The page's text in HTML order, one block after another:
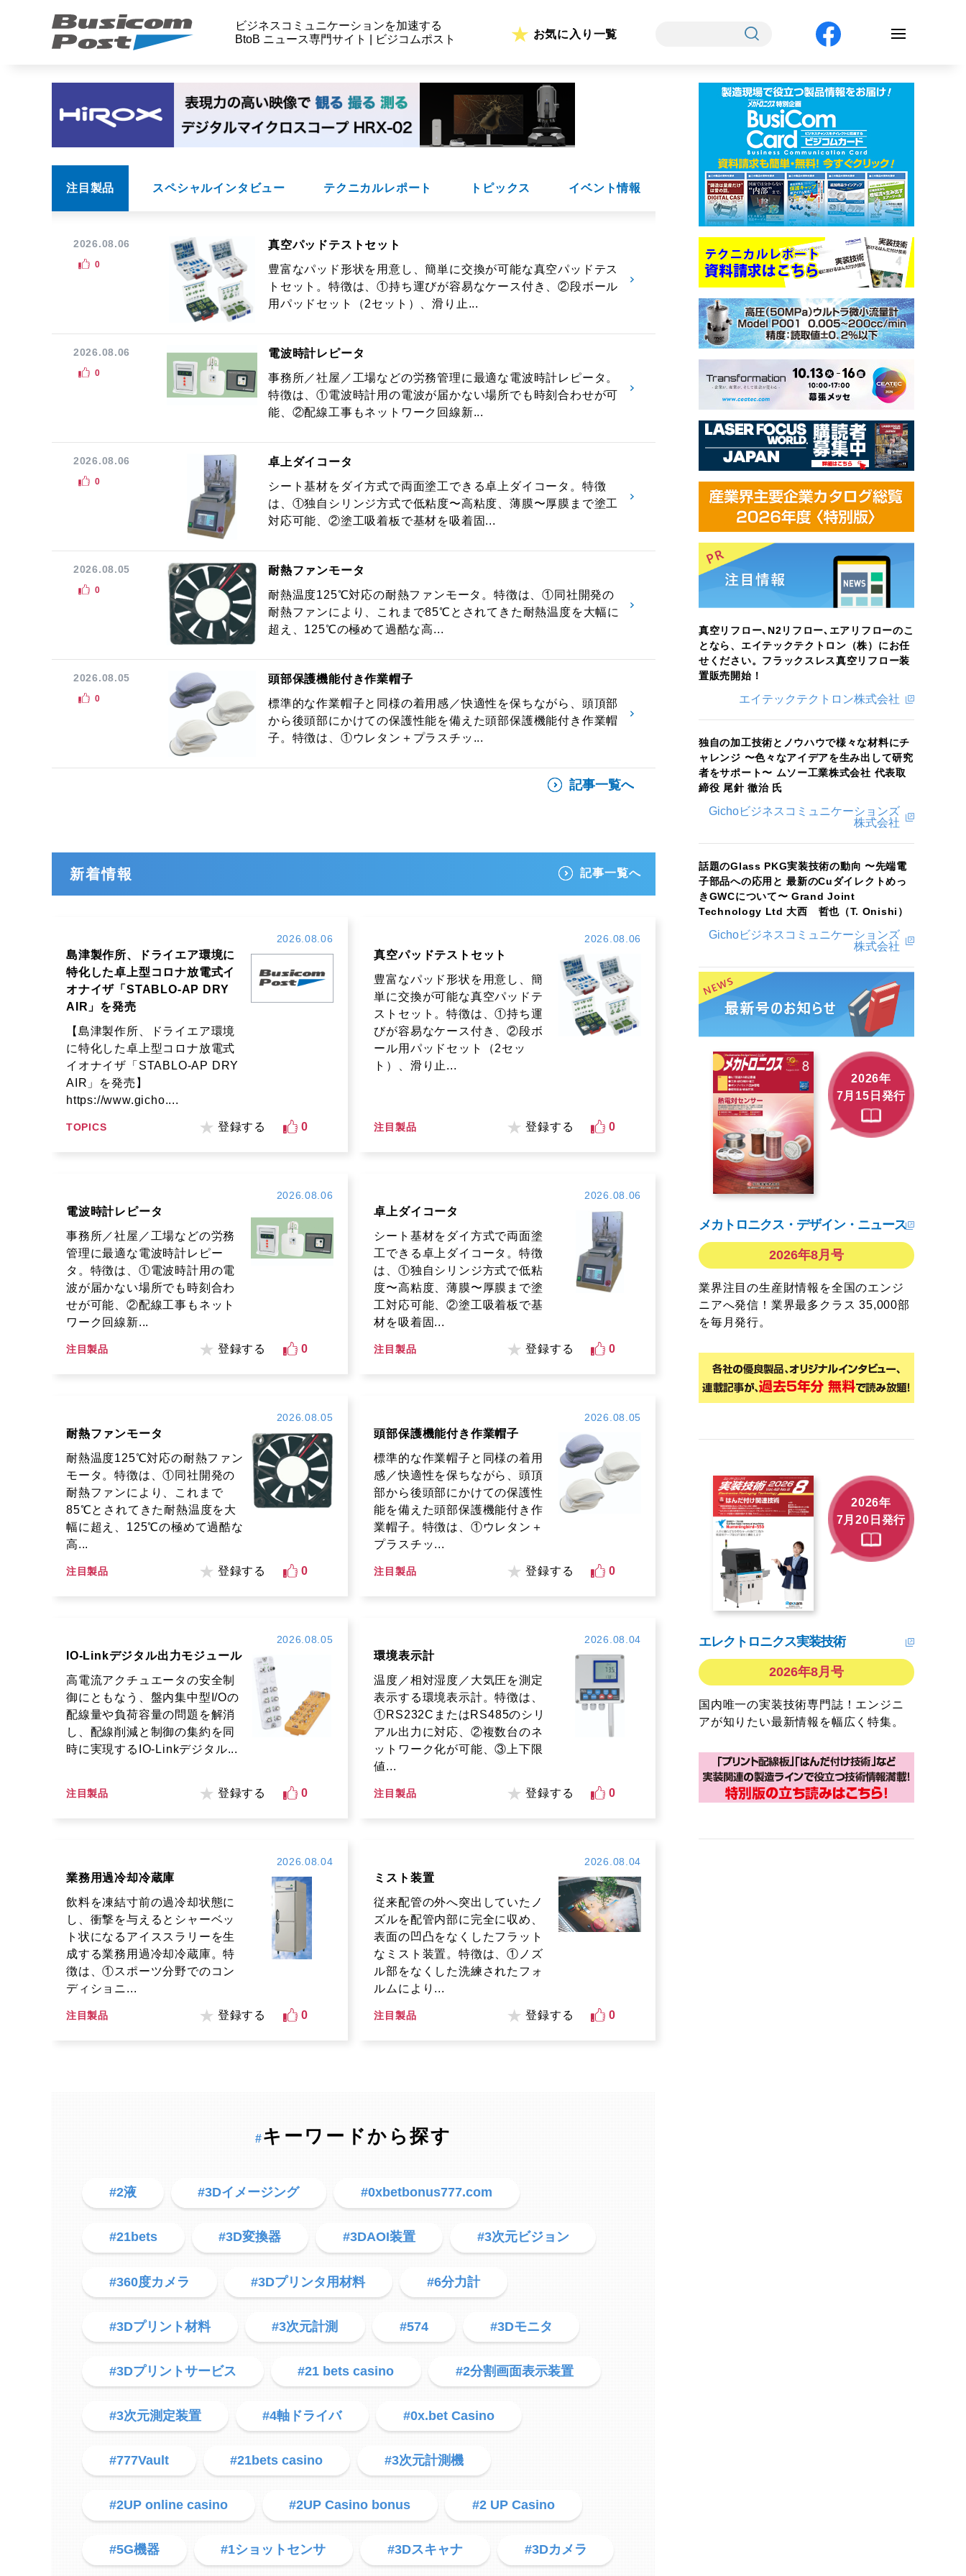
ビジネスコミュニケーションを加速する
BtoB ニュース専門サイト | ビジコムポスト
お気に入り一覧
注目製品 スペシャルインタビュー テクニカルレポート トピックス イベント情報
2026.08.06
真空パッドテストセット
豊富なパッド形状を用意し、簡単に交換が可能な真空パッドテス
トセット。特徴は、①持ち運びが容易なケース付き、②段ボール
用パッドセット（2セット）、滑り止...
0
2026.08.06
電波時計レピータ
事務所／社屋／工場などの労務管理に最適な電波時計レピータ。
特徴は、①電波時計用の電波が届かない場所でも時刻合わせが可
能、②配線工事もネットワーク回線新...
0
2026.08.06
卓上ダイコータ
シート基材をダイ方式で両面塗工できる卓上ダイコータ。特徴
は、①独自シリンジ方式で低粘度〜高粘度、薄膜〜厚膜まで塗工
対応可能、②塗工吸着板で基材を吸着固...
0
2026.08.05
耐熱ファンモータ
耐熱温度125℃対応の耐熱ファンモータ。特徴は、①同社開発の
耐熱ファンにより、これまで85℃とされてきた耐熱温度を大幅に
超え、125℃の極めて過酷な高...
0
2026.08.05
頭部保護機能付き作業帽子
標準的な作業帽子と同様の着用感／快適性を保ちながら、頭頂部
から後頭部にかけての保護性能を備えた頭部保護機能付き作業帽
子。特徴は、①ウレタン＋プラスチッ...
0
記事一覧へ
新着情報 記事一覧へ
2026.08.06
島津製作所、ドライエア環境に
特化した卓上型コロナ放電式イ
オナイザ「STABLO-AP DRY
AIR」を発売
【島津製作所、ドライエア環境
に特化した卓上型コロナ放電式
イオナイザ「STABLO-AP DRY
AIR」を発売】
https://www.gicho....
TOPICS 登録する 0
2026.08.06
真空パッドテストセット
豊富なパッド形状を用意し、簡
単に交換が可能な真空パッドテ
ストセット。特徴は、①持ち運
びが容易なケース付き、②段ボ
ール用パッドセット（2セッ
ト）、滑り止...
注目製品 登録する 0
2026.08.06
電波時計レピータ
事務所／社屋／工場などの労務
管理に最適な電波時計レピー
タ。特徴は、①電波時計用の電
波が届かない場所でも時刻合わ
せが可能、②配線工事もネット
ワーク回線新...
注目製品 登録する 0
2026.08.06
卓上ダイコータ
シート基材をダイ方式で両面塗
工できる卓上ダイコータ。特徴
は、①独自シリンジ方式で低粘
度〜高粘度、薄膜〜厚膜まで塗
工対応可能、②塗工吸着板で基
材を吸着固...
注目製品 登録する 0
2026.08.05
耐熱ファンモータ
耐熱温度125℃対応の耐熱ファン
モータ。特徴は、①同社開発の
耐熱ファンにより、これまで
85℃とされてきた耐熱温度を大
幅に超え、125℃の極めて過酷な
高...
注目製品 登録する 0
2026.08.05
頭部保護機能付き作業帽子
標準的な作業帽子と同様の着用
感／快適性を保ちながら、頭頂
部から後頭部にかけての保護性
能を備えた頭部保護機能付き作
業帽子。特徴は、①ウレタン＋
プラスチッ...
注目製品 登録する 0
2026.08.05
IO-Linkデジタル出力モジュール
高電流アクチュエータの安全制
御にともなう、盤内集中型I/Oの
配線量や負荷容量の問題を解消
し、配線削減と制御の集約を同
時に実現するIO-Linkデジタル...
注目製品 登録する 0
2026.08.04
環境表示計
温度／相対湿度／大気圧を測定
表示する環境表示計。特徴は、
①RS232CまたはRS485のシリ
アル出力に対応、②複数台のネ
ットワーク化が可能、③上下限
値...
注目製品 登録する 0
2026.08.04
業務用過冷却冷蔵庫
飲料を凍結寸前の過冷却状態に
し、衝撃を与えるとシャーベッ
ト状になるアイススラリーを生
成する業務用過冷却冷蔵庫。特
徴は、①スポーツ分野でのコン
ディショニ...
注目製品 登録する 0
2026.08.04
ミスト装置
従来配管の外へ突出していたノ
ズルを配管内部に完全に収め、
表面の凹凸をなくしたフラット
なミスト装置。特徴は、①ノズ
ル部をなくした洗練されたフォ
ルムにより...
注目製品 登録する 0
#キーワードから探す
#2液 #3Dイメージング #0xbetbonus777.com
#21bets #3D変換器 #3DAOI装置 #3次元ビジョン
#360度カメラ #3Dプリンタ用材料 #6分力計
#3Dプリント材料 #3次元計測 #574 #3Dモニタ
#3Dプリントサービス #21 bets casino #2分割画面表示装置
#3次元測定装置 #4軸ドライバ #0x.bet Casino
#777Vault #21bets casino #3次元計測機
#2UP online casino #2UP Casino bonus #2 UP Casino
#5G機器 #1ショットセンサ #3Dスキャナ #3Dカメラ
真空リフロー､N2リフロー､エアリフローのこ
となら、エイテックテクトロン（株）にお任
せください。フラックスレス真空リフロー装
置販売開始！
エイテックテクトロン株式会社
独自の加工技術とノウハウで様々な材料にチ
ャレンジ 〜色々なアイデアを生み出して研究
者をサポート〜 ムソー工業株式会社 代表取
締役 尾針 徹治 氏
Gichoビジネスコミュニケーションズ
株式会社
話題のGlass PKG実装技術の動向 〜先端電
子部品への応用と 最新のCuダイレクトめっ
きGWCについて〜 Grand Joint
Technology Ltd 大西 哲也（T. Onishi）
Gichoビジネスコミュニケーションズ
株式会社
2026年
7月15日発行
メカトロニクス・デザイン・ニュース
2026年8月号
業界注目の生産財情報を全国のエンジ
ニアへ発信！業界最多クラス 35,000部
を毎月発行。
2026年
7月20日発行
エレクトロニクス実装技術
2026年8月号
国内唯一の実装技術専門誌！エンジニ
アが知りたい最新情報を幅広く特集。